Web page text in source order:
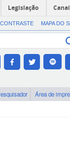
Legislação
MAPA DO
Área de